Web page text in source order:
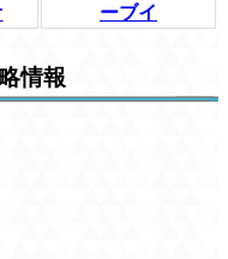
ーブイ
情報